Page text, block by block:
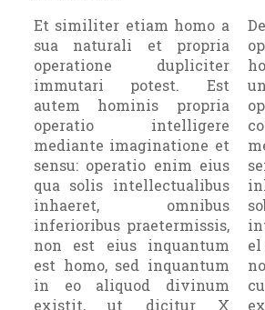
Et similiter etiam homo a
sua naturali et propria
operatione dupliciter
immutari potest. Est
autem hominis propria
operatio intelligere
mediante imaginatione et
sensu: operatio enim eius
qua solis intellectualibus
inhaeret, omnibus
inferioribus praetermissis,
non est eius inquantum
est homo, sed inquantum
in eo aliquod divinum
existit, ut dicitur X